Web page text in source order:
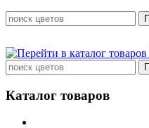
Каталог товаров